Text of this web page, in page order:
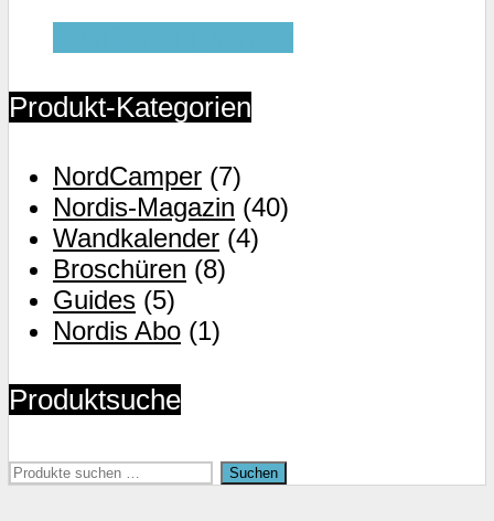
Produkt-Kategorien
NordCamper (7)
Nordis-Magazin (40)
Wandkalender (4)
Broschüren (8)
Guides (5)
Nordis Abo (1)
Produktsuche
Suchen
Suchen